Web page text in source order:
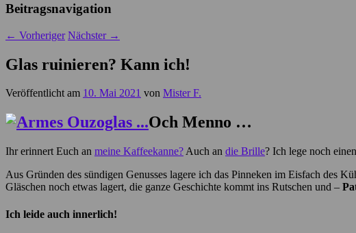
Beitragsnavigation
← Vorheriger Nächster →
Glas ruinieren? Kann ich!
Veröffentlicht am 10. Mai 2021 von Mister F.
Och Menno …
Ihr erinnert Euch an meine Kaffeekanne? Auch an die Brille? Ich lege noch
Aus Gründen des sündigen Genusses lagere ich das Pinneken im Eisfach des
Gläschen noch etwas lagert, die ganze Geschichte kommt ins Rutschen und –
Ich leide auch innerlich!